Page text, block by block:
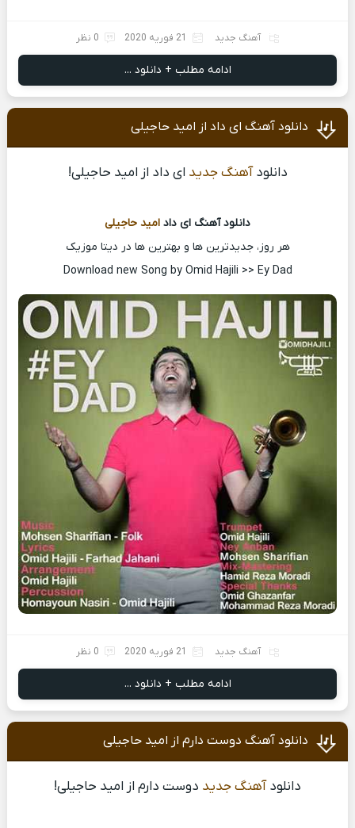
آهنگ جدید 21 فوریه 2020 0 نظر
ادامه مطلب + دانلود ...
دانلود آهنگ ای داد از امید حاجیلی
دانلودآهنگ جدید ای داد از امید حاجیلی!
دانلود آهنگ ای داد امید حاجیلی
هر روز، جدیدترین ها و بهترین ها در دیتا موزیک
Download new Song by Omid Hajili >> Ey Dad
آهنگ جدید 21 فوریه 2020 0 نظر
ادامه مطلب + دانلود ...
دانلود آهنگ دوست دارم از امید حاجیلی
دانلودآهنگ جدید دوست دارم از امید حاجیلی!